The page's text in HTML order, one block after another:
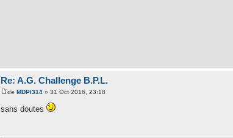
Re: A.G. Challenge B.P.L.
de MDPI314 » 31 Oct 2016, 23:18
sans doutes